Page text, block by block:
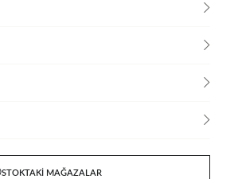
STOKTAKI MAĞAZALAR